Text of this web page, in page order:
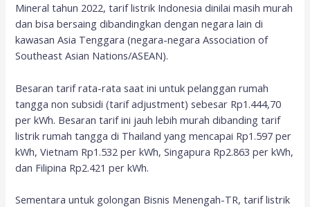
Mineral tahun 2022, tarif listrik Indonesia dinilai masih murah
dan bisa bersaing dibandingkan dengan negara lain di
kawasan Asia Tenggara (negara-negara Association of
Southeast Asian Nations/ASEAN).
Besaran tarif rata-rata saat ini untuk pelanggan rumah
tangga non subsidi (tarif adjustment) sebesar Rp1.444,70
per kWh. Besaran tarif ini jauh lebih murah dibanding tarif
listrik rumah tangga di Thailand yang mencapai Rp1.597 per
kWh, Vietnam Rp1.532 per kWh, Singapura Rp2.863 per kWh,
dan Filipina Rp2.421 per kWh.
Sementara untuk golongan Bisnis Menengah-TR, tarif listrik